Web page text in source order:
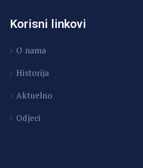
Korisni linkovi
O nama
Historija
Aktuelno
Odjeci